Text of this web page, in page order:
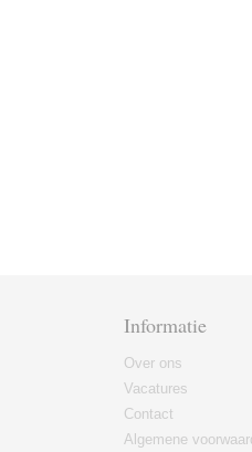
Informatie
Over ons
Vacatures
Contact
Algemene